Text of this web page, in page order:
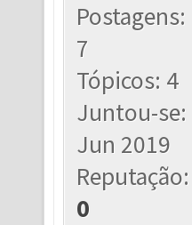
Postagens:
7
Tópicos: 4
Juntou-se:
Jun 2019
Reputação:
0